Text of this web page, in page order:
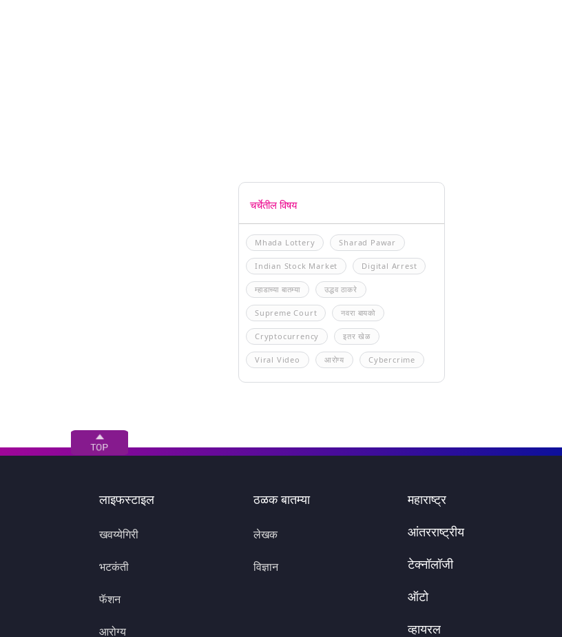
चर्चेतील विषय
Mhada Lottery Sharad Pawar
Indian Stock Market Digital Arrest
म्हाडाच्या बातम्या उद्धव ठाकरे
Supreme Court नवरा बायको
Cryptocurrency इतर खेळ
Viral Video आरोग्य Cybercrime
लाइफस्टाइल
खवय्येगिरी
भटकंती
फॅशन
आरोग्य
ठळक बातम्या
लेखक
विज्ञान
महाराष्ट्र
आंतरराष्ट्रीय
टेक्नॉलॉजी
ऑटो
व्हायरल